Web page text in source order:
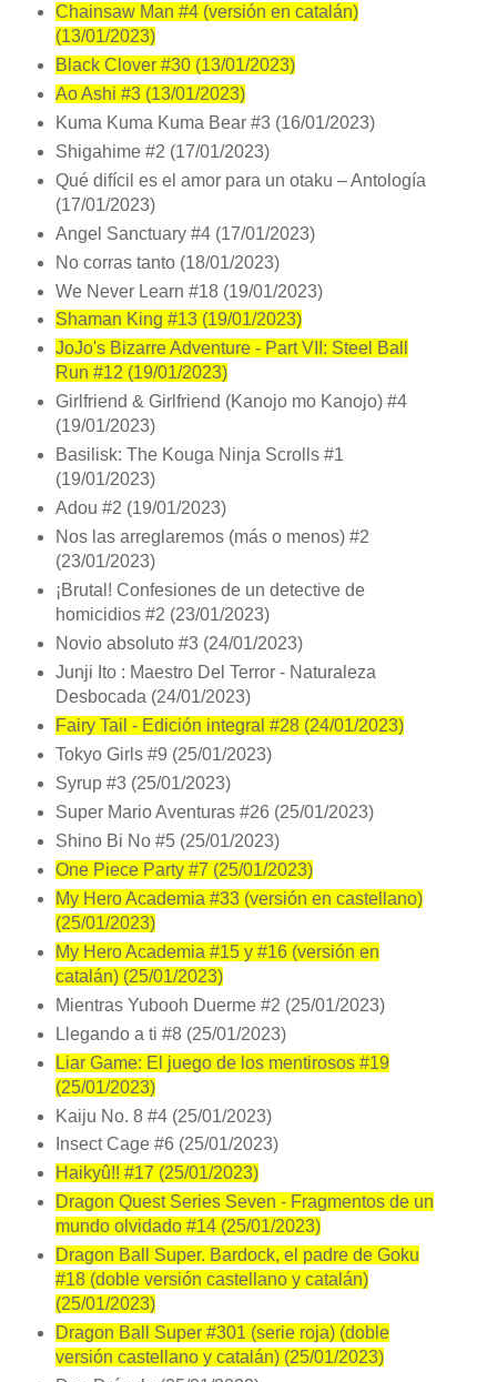
Chainsaw Man #4 (versión en catalán)
(13/01/2023)
Black Clover #30 (13/01/2023)
Ao Ashi #3 (13/01/2023)
Kuma Kuma Kuma Bear #3 (16/01/2023)
Shigahime #2 (17/01/2023)
Qué difícil es el amor para un otaku – Antología
(17/01/2023)
Angel Sanctuary #4 (17/01/2023)
No corras tanto (18/01/2023)
We Never Learn #18 (19/01/2023)
Shaman King #13 (19/01/2023)
JoJo's Bizarre Adventure - Part VII: Steel Ball
Run #12 (19/01/2023)
Girlfriend & Girlfriend (Kanojo mo Kanojo) #4
(19/01/2023)
Basilisk: The Kouga Ninja Scrolls #1
(19/01/2023)
Adou #2 (19/01/2023)
Nos las arreglaremos (más o menos) #2
(23/01/2023)
¡Brutal! Confesiones de un detective de
homicidios #2 (23/01/2023)
Novio absoluto #3 (24/01/2023)
Junji Ito : Maestro Del Terror - Naturaleza
Desbocada (24/01/2023)
Fairy Tail - Edición integral #28 (24/01/2023)
Tokyo Girls #9 (25/01/2023)
Syrup #3 (25/01/2023)
Super Mario Aventuras #26 (25/01/2023)
Shino Bi No #5 (25/01/2023)
One Piece Party #7 (25/01/2023)
My Hero Academia #33 (versión en castellano)
(25/01/2023)
My Hero Academia #15 y #16 (versión en
catalán) (25/01/2023)
Mientras Yubooh Duerme #2 (25/01/2023)
Llegando a ti #8 (25/01/2023)
Liar Game: El juego de los mentirosos #19
(25/01/2023)
Kaiju No. 8 #4 (25/01/2023)
Insect Cage #6 (25/01/2023)
Haikyû!! #17 (25/01/2023)
Dragon Quest Series Seven - Fragmentos de un
mundo olvidado #14 (25/01/2023)
Dragon Ball Super. Bardock, el padre de Goku
#18 (doble versión castellano y catalán)
(25/01/2023)
Dragon Ball Super #301 (serie roja) (doble
versión castellano y catalán) (25/01/2023)